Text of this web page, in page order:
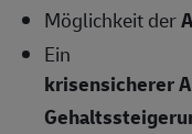
Möglichkeit der
Ein
krisensicherer